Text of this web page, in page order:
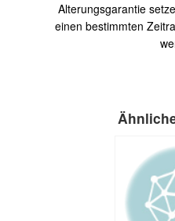
Alterungsgarantie
einen bestimmten